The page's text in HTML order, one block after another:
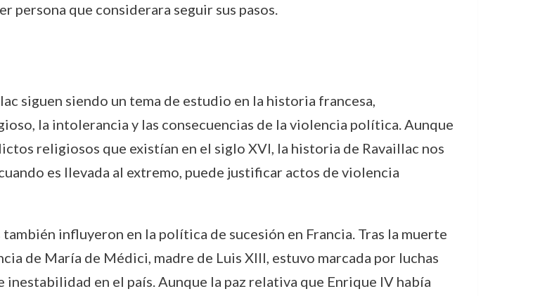
persona que considerara seguir sus pasos.
siguen siendo un tema de estudio en la historia francesa,
la intolerancia y las consecuencias de la violencia política. Aunque
religiosos que existían en el siglo XVI, la historia de Ravaillac nos
es llevada al extremo, puede justificar actos de violencia
influyeron en la política de sucesión en Francia. Tras la muerte
de María de Médici, madre de Luis XIII, estuvo marcada por luchas
en el país. Aunque la paz relativa que Enrique IV había